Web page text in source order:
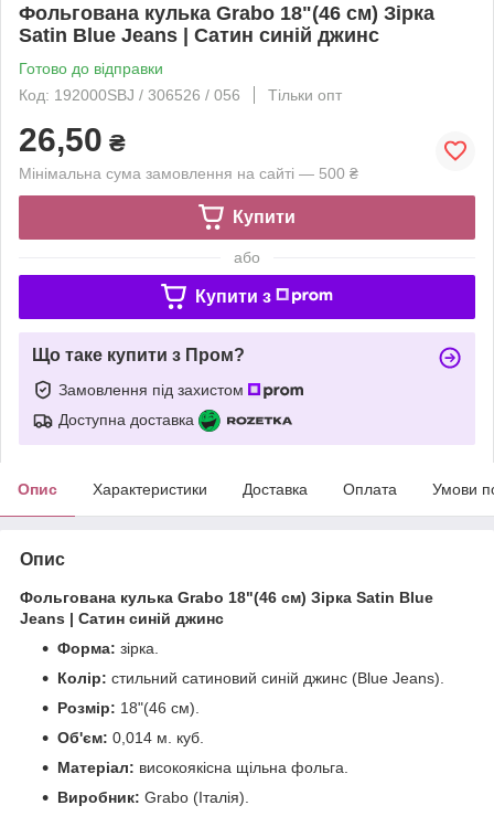
Фольгована кулька Grabo 18"(46 см) Зірка
Satin Blue Jeans | Сатин синій джинс
Готово до відправки
Код: 192000SBJ / 306526 / 056
Тільки опт
26,50 ₴
Мінімальна сума замовлення на сайті — 500 ₴
Купити
або
Купити з
Що таке купити з Пром?
Замовлення під захистом
Доступна доставка
Опис Характеристики Доставка Оплата Умови
Опис
Фольгована кулька Grabo 18"(46 см) Зірка Satin Blue
Jeans | Сатин синій джинс
Форма: зірка.
Колір: стильний сатиновий синій джинс (Blue Jeans).
Розмір: 18"(46 см).
Об'єм: 0,014 м. куб.
Матеріал: високоякісна щільна фольга.
Виробник: Grabo (Італія).